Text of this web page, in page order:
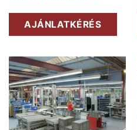
AJÁNLATKÉRÉS